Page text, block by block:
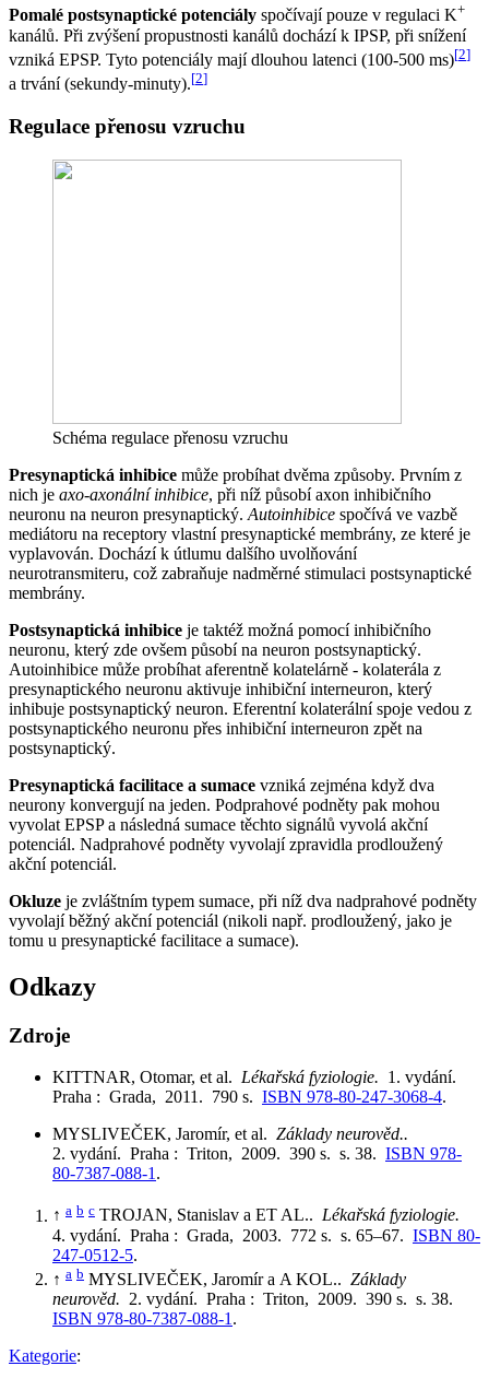
Pomalé postsynaptické potenciály spočívají pouze v regulaci K+
kanálů. Při zvýšení propustnosti kanálů dochází k IPSP, při snížení
vzniká EPSP. Tyto potenciály mají dlouhou latenci (100-500 ms)[2]
a trvání (sekundy-minuty).[2]
Regulace přenosu vzruchu
Schéma regulace přenosu vzruchu
Presynaptická inhibice může probíhat dvěma způsoby. Prvním z
nich je axo-axonální inhibice, při níž působí axon inhibičního
neuronu na neuron presynaptický. Autoinhibice spočívá ve vazbě
mediátoru na receptory vlastní presynaptické membrány, ze které je
vyplavován. Dochází k útlumu dalšího uvolňování
neurotransmiteru, což zabraňuje nadměrné stimulaci postsynaptické
membrány.
Postsynaptická inhibice je taktéž možná pomocí inhibičního
neuronu, který zde ovšem působí na neuron postsynaptický.
Autoinhibice může probíhat aferentně kolatelárně - kolaterála z
presynaptického neuronu aktivuje inhibiční interneuron, který
inhibuje postsynaptický neuron. Eferentní kolaterální spoje vedou z
postsynaptického neuronu přes inhibiční interneuron zpět na
postsynaptický.
Presynaptická facilitace a sumace vzniká zejména když dva
neurony konvergují na jeden. Podprahové podněty pak mohou
vyvolat EPSP a následná sumace těchto signálů vyvolá akční
potenciál. Nadprahové podněty vyvolají zpravidla prodloužený
akční potenciál.
Okluze je zvláštním typem sumace, při níž dva nadprahové podněty
vyvolají běžný akční potenciál (nikoli např. prodloužený, jako je
tomu u presynaptické facilitace a sumace).
Odkazy
Zdroje
KITTNAR, Otomar, et al. Lékařská fyziologie. 1. vydání.
Praha : Grada, 2011. 790 s. ISBN 978-80-247-3068-4.
MYSLIVEČEK, Jaromír, et al. Základy neurověd..
2. vydání. Praha : Triton, 2009. 390 s. s. 38. ISBN 978-
80-7387-088-1 .
↑ a b c TROJAN, Stanislav a ET AL.. Lékařská fyziologie.
4. vydání. Praha : Grada, 2003. 772 s. s. 65–67. ISBN 80-
247-0512-5.
↑ a b MYSLIVEČEK, Jaromír a A KOL.. Základy
neurověd. 2. vydání. Praha : Triton, 2009. 390 s. s. 38.
ISBN 978-80-7387-088-1 .
Kategorie: